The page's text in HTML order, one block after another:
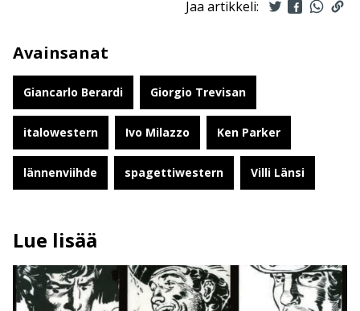
Jaa artikkeli:
Avainsanat
Giancarlo Berardi Giorgio Trevisan
italowestern Ivo Milazzo Ken Parker
lännenviihde spagettiwestern Villi Länsi
Lue lisää